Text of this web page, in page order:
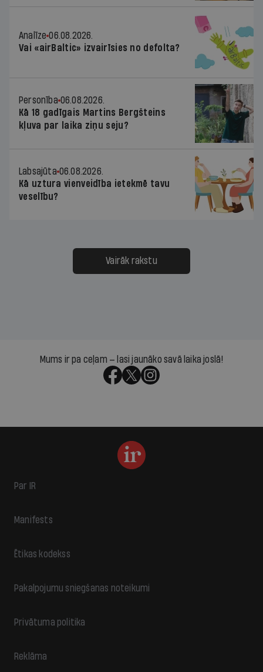
Analīze 06.08.2026.
Vai «airBaltic» izvairīsies no defolta?
Personība 06.08.2026.
Kā 18 gadīgais Martins Bergšteins
kļuva par laika ziņu seju?
Labsajūta 06.08.2026.
Kā uztura vienveidība ietekmē tavu
veselību?
Vairāk rakstu
Mums ir pa ceļam — lasi jaunāko savā laika joslā!
Par IR
Manifests
Ētikas kodekss
Pakalpojumu sniegšanas noteikumi
Privātuma politika
Reklāma